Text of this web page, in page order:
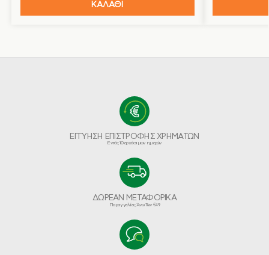
ΚΑΛΑΘΙ
ΕΓΓΥΗΣΗ ΕΠΙΣΤΡΟΦΗΣ ΧΡΗΜΑΤΩΝ
Εντός 10 εργάσιμων ημερών
ΔΩΡΕΑΝ ΜΕΤΑΦΟΡΙΚΑ
Παραγγελίες Άνω Των €49